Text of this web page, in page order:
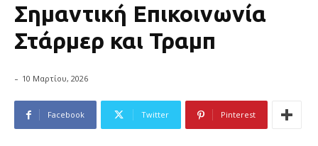
Σημαντική Επικοινωνία
Στάρμερ και Τραμπ
- 10 Μαρτίου, 2026
Facebook Twitter Pinterest